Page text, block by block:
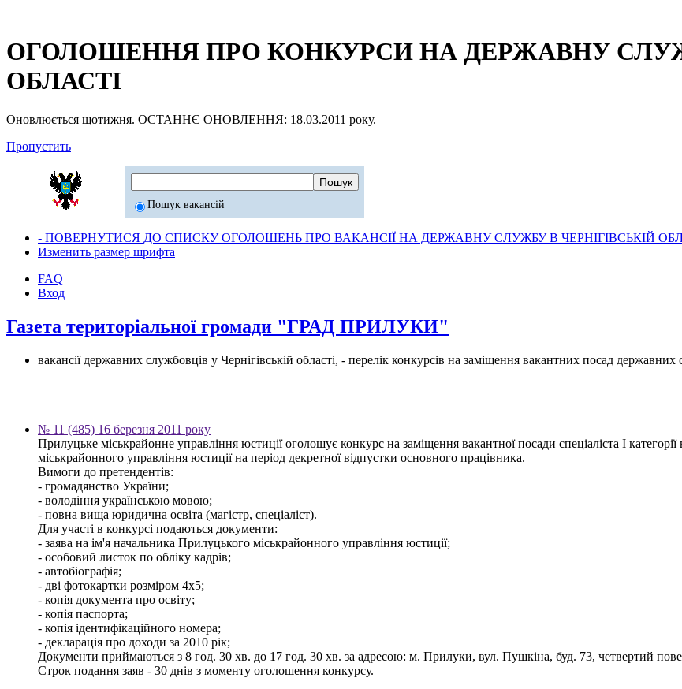
ОГОЛОШЕННЯ ПРО КОНКУРСИ НА ДЕРЖАВНУ
ОБЛАСТІ
Оновлюється щотижня. ОСТАННЄ ОНОВЛЕННЯ: 18.03.2011 року.
Пропустить
Пошук вакансій
- ПОВЕРНУТИСЯ ДО СПИСКУ ОГОЛОШЕНЬ ПРО ВАКАНСІЇ НА ДЕРЖАВНУ СЛУЖБУ В ЧЕРНІГІВСЬКІЙ
Изменить размер шрифта
FAQ
Вход
Газета територіальної громади "ГРАД ПРИЛУКИ"
вакансії державних службовців у Чернігівській області, - перелік конкурсів на заміщення вакантних посад державних
№ 11 (485) 16 березня 2011 року
Прилуцьке міськрайонне управління юстиції оголошує конкурс на заміщення вакантної посади спеціаліста І
міськрайонного управління юстиції на період декретної відпустки основного працівника.
Вимоги до претендентів:
- громадянство України;
- володіння українською мовою;
- повна вища юридична освіта (магістр, спеціаліст).
Для участі в конкурсі подаються документи:
- заява на ім'я начальника Прилуцького міськрайонного управління юстиції;
- особовий листок по обліку кадрів;
- автобіографія;
- дві фотокартки розміром 4х5;
- копія документа про освіту;
- копія паспорта;
- копія ідентифікаційного номера;
- декларація про доходи за 2010 рік;
Документи приймаються з 8 год. 30 хв. до 17 год. 30 хв. за адресою: м. Прилуки, вул. Пушкіна, буд. 73, четвертий
Строк подання заяв - 30 днів з моменту оголошення конкурсу.